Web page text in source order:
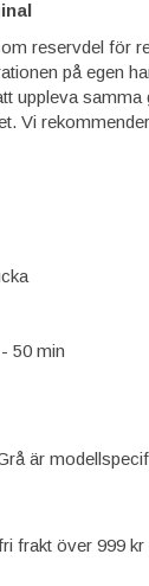
reservdel för
på egen
uppleva samma
Vi
50 min
är
frakt över 999